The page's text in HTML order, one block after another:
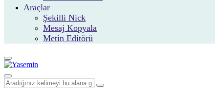
Araçlar
Şekilli Nick
Mesaj Kopyala
Metin Editörü